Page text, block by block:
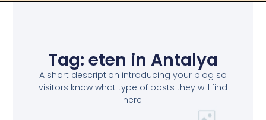
Tag: eten in Antalya
A short description introducing your blog so
visitors know what type of posts they will find
here.